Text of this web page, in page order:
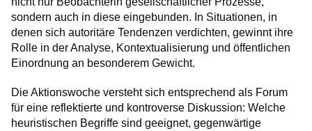
sondern auch in diese eingebunden. In Situationen, in
denen sich autoritäre Tendenzen verdichten, gewinnt ihre
Rolle in der Analyse, Kontextualisierung und öffentlichen
Einordnung an besonderem Gewicht.
Die Aktionswoche versteht sich entsprechend als Forum
für eine reflektierte und kontroverse Diskussion: Welche
heuristischen Begriffe sind geeignet, gegenwärtige